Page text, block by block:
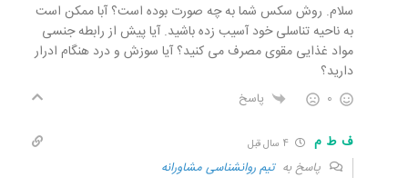
سلام. روش سکس شما به چه صورت بوده است؟ آبا ممکن است
به ناحیه تناسلی خود آسیب زده باشید. آیا پیش از رابطه جنسی
مواد غذایی مقوی مصرف می کنید؟ آیا سوزش و درد هنگام ادرار
دارید؟
0 پاسخ
ف ط م 4 سال قبل
پاسخ بهتیم روانشناسی مشاورانه